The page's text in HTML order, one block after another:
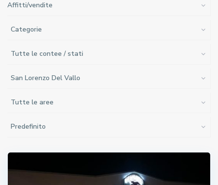
Affitti/vendite
Categorie
Tutte le contee / stati
San Lorenzo Del Vallo
Tutte le aree
Predefinito